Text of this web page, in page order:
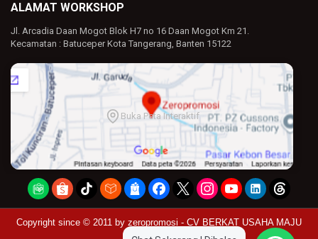
ALAMAT WORKSHOP
Jl. Arcadia Daan Mogot Blok H7 no 16 Daan Mogot Km 21.
Kecamatan : Batuceper Kota Tangerang, Banten 15122
Buka Peta Interaktif
Copyright since © 2011 by zeropromosi - CV BERKAT USAHA MAJU